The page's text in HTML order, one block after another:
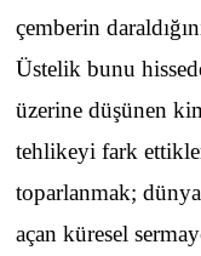
çemberin
Üstelik bunu
üzerine düşünen
tehlikeyi fark
toparlanmak;
açan küresel